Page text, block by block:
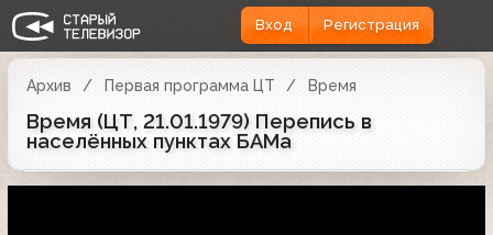
Вход Регистрация
Архив Первая программа ЦТ Время
Время (ЦТ, 21.01.1979) Перепись в
населённых пунктах БАМа